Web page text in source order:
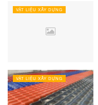
VẬT LIỆU XÂY DỰNG
VẬT LIỆU XÂY DỰNG